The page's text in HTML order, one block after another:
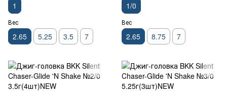
1
Вес
2.65 5.25 3.5 7
1/0
Вес
2.65 8.75 7